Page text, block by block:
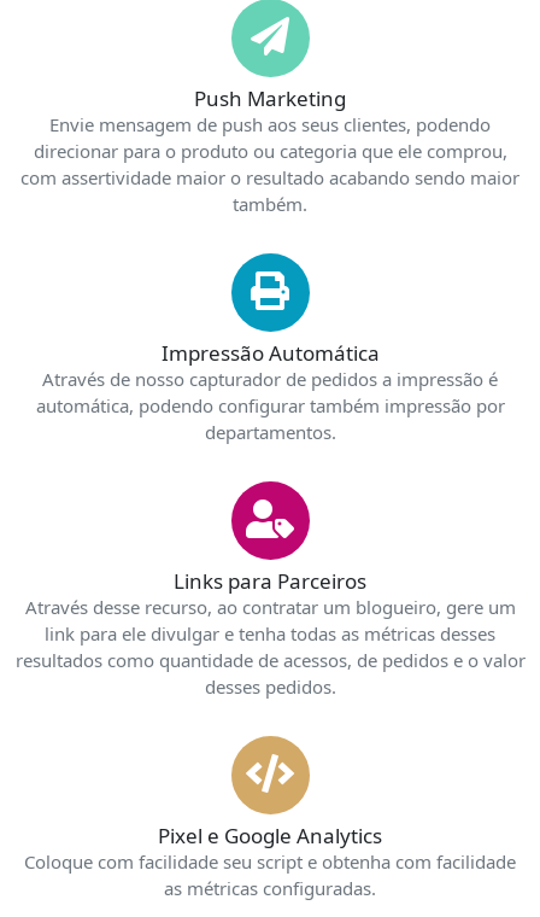
Push Marketing
Envie mensagem de push aos seus clientes, podendo
direcionar para o produto ou categoria que ele comprou,
com assertividade maior o resultado acabando sendo maior
também.
Impressão Automática
Através de nosso capturador de pedidos a impressão é
automática, podendo configurar também impressão por
departamentos.
Links para Parceiros
Através desse recurso, ao contratar um blogueiro, gere um
link para ele divulgar e tenha todas as métricas desses
resultados como quantidade de acessos, de pedidos e o valor
desses pedidos.
Pixel e Google Analytics
Coloque com facilidade seu script e obtenha com facilidade
as métricas configuradas.